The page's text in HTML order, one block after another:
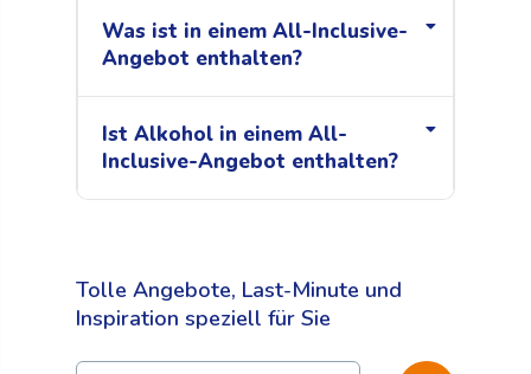
Was ist in einem All-Inclusive-
Angebot enthalten?
Ist Alkohol in einem All-
Inclusive-Angebot enthalten?
Tolle Angebote, Last-Minute und
Inspiration speziell für Sie